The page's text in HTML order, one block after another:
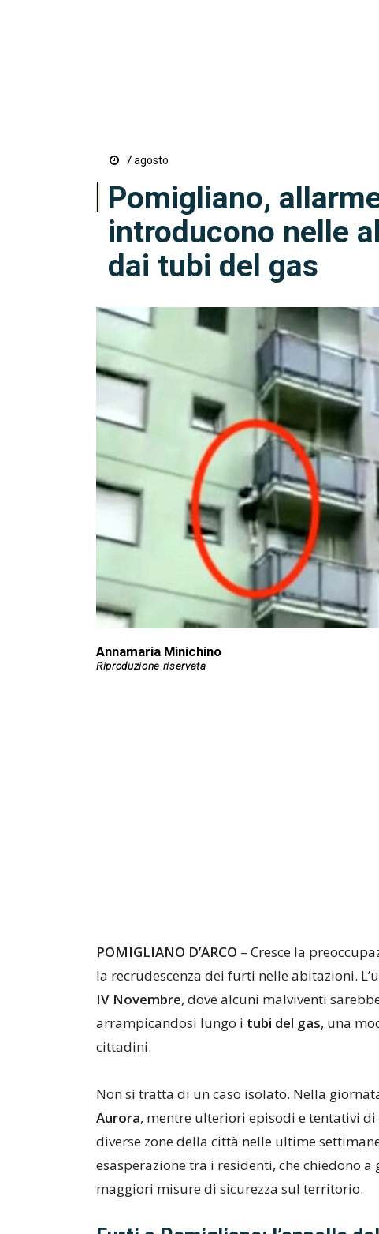
7 agosto
Pomigliano,
introducono nelle
dai tubi del gas
Annamaria Minichino
POMIGLIANO D’ARCO – Cresce la
la recrudescenza dei furti nelle abitazioni.
IV Novembre, dove alcuni malviventi
arrampicandosi lungo i tubi del gas, una
cittadini.
Non si tratta di un caso isolato. Nella
Aurora, mentre ulteriori episodi e tentativi
diverse zone della città nelle ultime
esasperazione tra i residenti, che chiedono
maggiori misure di sicurezza sul territorio.